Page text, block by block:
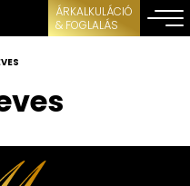
ÁRKALKULÁCIÓ
& FOGLALÁS